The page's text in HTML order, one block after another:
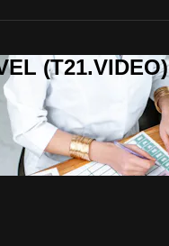
(T21.VIDEO)